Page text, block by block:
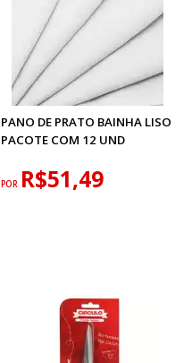
PANO DE PRATO BAINHA LISO
PACOTE COM 12 UND
POR R$51,49